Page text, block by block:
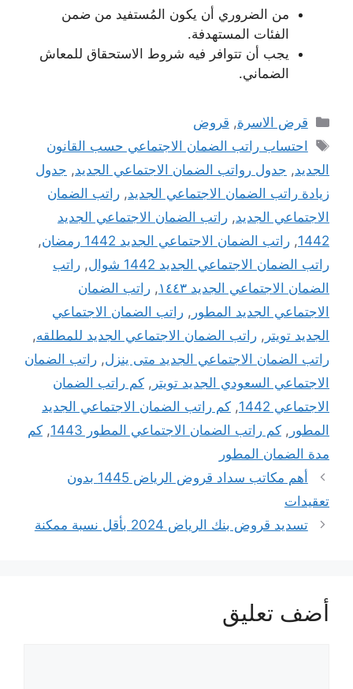
من الضروري أن يكون المُستفيد من ضمن
الفئات المستهدفة.
يجب أن تتوافر فيه شروط الاستحقاق للمعاش
الضماني.
التصنيفات
قرض الاسرة, قروض
الوسوم
احتساب راتب الضمان الاجتماعي حسب القانون
الجديد, جدول رواتب الضمان الاجتماعي الجديد, جدول
زيادة راتب الضمان الاجتماعي الجديد, راتب الضمان
الاجتماعي الجديد, راتب الضمان الاجتماعي الجديد
1442
, راتب الضمان الاجتماعي الجديد 1442 رمضان
,
راتب الضمان الاجتماعي الجديد 1442 شوال
, راتب
الضمان الاجتماعي الجديد ١٤٤٣
, راتب الضمان
الاجتماعي الجديد المطور , راتب الضمان الاجتماعي
الجديد تويتر , راتب الضمان الاجتماعي الجديد للمطلقه,
راتب الضمان الاجتماعي الجديد متى ينزل, راتب الضمان
الاجتماعي السعودي الجديد تويتر , كم راتب الضمان
الاجتماعي 1442
, كم راتب الضمان الاجتماعي الجديد
المطور , كم راتب الضمان الاجتماعي المطور 1443 , كم
مدة الضمان المطور
أهم مكاتب سداد قروض الرياض 1445 بدون
تعقيدات
تسديد قروض بنك الرياض 2024 بأقل نسبة ممكنة
أضف تعليق